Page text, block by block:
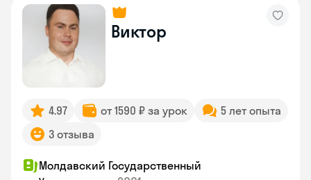
Виктор
4.97 от 1590 ₽ за урок
5 лет опыта
3 отзыва
Молдавский Государственный